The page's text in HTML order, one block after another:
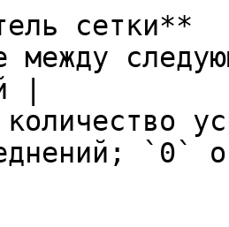
между
|
`0`